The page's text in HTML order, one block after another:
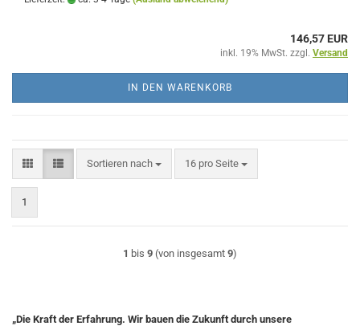
146,57 EUR
inkl. 19% MwSt. zzgl. Versand
IN DEN WARENKORB
Sortieren nach
Sortieren nach 16 pro Seite
pro Seite
1
1 bis 9 (von insgesamt 9)
„Die Kraft der Erfahrung. Wir bauen die Zukunft durch unsere